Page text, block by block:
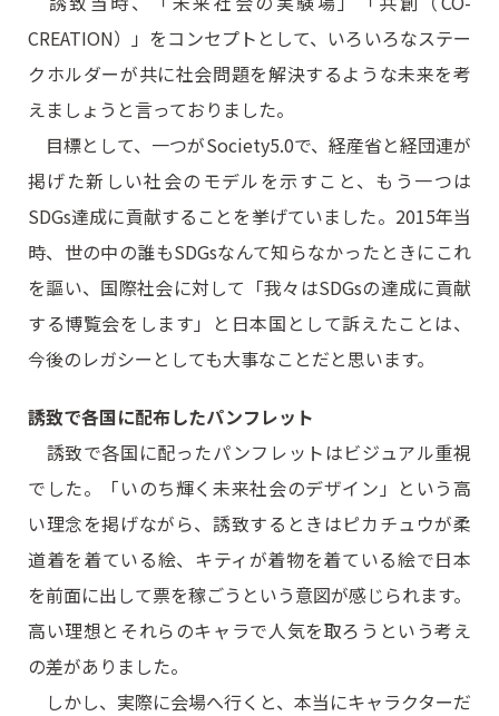
CREATION）」をコンセプトとして、いろいろなステー
クホルダーが共に社会問題を解決するような未来を考
えましょうと言っておりました。
目標として、一つがSociety5.0で、経産省と経団連が
掲げた新しい社会のモデルを示すこと、もう一つは
SDGs達成に貢献することを挙げていました。2015年当
時、世の中の誰もSDGsなんて知らなかったときにこれ
を謳い、国際社会に対して「我々はSDGsの達成に貢献
する博覧会をします」と日本国として訴えたことは、
今後のレガシーとしても大事なことだと思います。
誘致で各国に配布したパンフレット
誘致で各国に配ったパンフレットはビジュアル重視
でした。「いのち輝く未来社会のデザイン」という高
い理念を掲げながら、誘致するときはピカチュウが柔
道着を着ている絵、キティが着物を着ている絵で日本
を前面に出して票を稼ごうという意図が感じられます。
高い理想とそれらのキャラで人気を取ろうという考え
の差がありました。
しかし、実際に会場へ行くと、本当にキャラクターだ